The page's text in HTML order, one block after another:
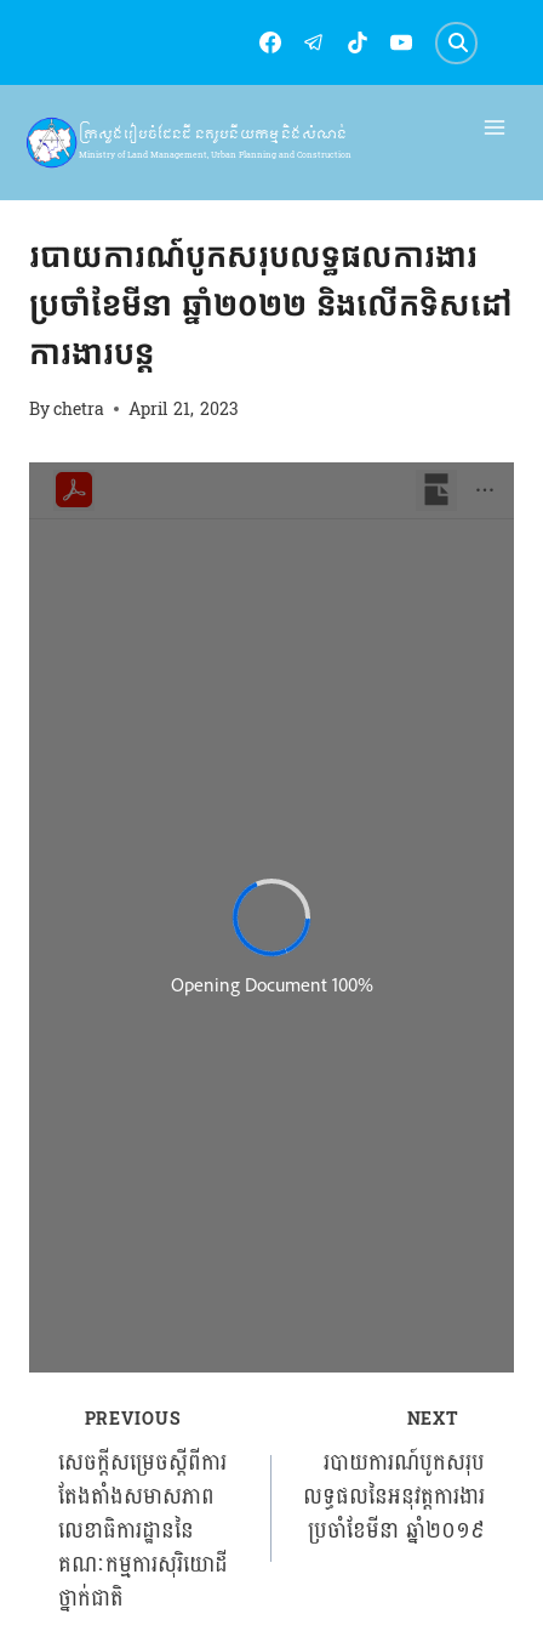
content
ក្រសួងរៀបចំដែនដី នគរូបនីយកម្ម និងសំណង់
Ministry of Land Management, Urban Planning and Construction
របាយការណ៍បូកសរុបលទ្ធផលការងារ
ប្រចាំខែមីនា ឆ្នាំ២០២២ និងលើកទិសដៅ
ការងារបន្ត
Bychetra April 21, 2023
Post
navigation
PREVIOUS
សេចក្ដីសម្រេចស្ដីពីការ
តែងតាំងសមាសភាព
លេខាធិការដ្ឋាននៃ
គណៈកម្មការសុរិយោដី
ថ្នាក់ជាតិ
NEXT
របាយការណ៍បូកសរុប
លទ្ធផលនៃអនុវត្តការងារ
ប្រចាំខែមីនា ឆ្នាំ២០១៩